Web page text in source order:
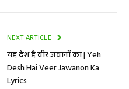
NEXT ARTICLE
यह देश है वीर जवानों का | Yeh
Desh Hai Veer Jawanon Ka
Lyrics